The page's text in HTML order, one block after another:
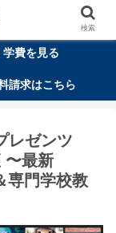
学費を見る
請求はこちら
レゼンツ
〜最新
専門学校教
検索